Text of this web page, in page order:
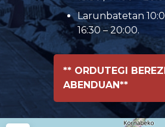
Larunbatetan
16:30 – 20:00.
** ORDUTEGI
ABENDUAN**